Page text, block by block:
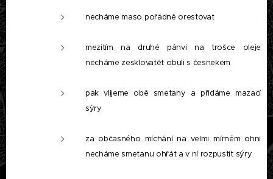
necháme maso pořádně orestovat
mezitím na druhé pánvi na trošce oleje
necháme zesklovatět cibuli s česnekem
pak vlijeme obě smetany a přidáme mazací
sýry
za občasného míchání na velmi mírném ohni
necháme smetanu ohřát a v ní rozpustit sýry